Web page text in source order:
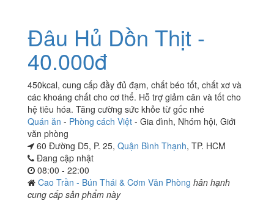
Đâu Hủ Dồn Thịt -
40.000đ
450kcal, cung cấp đầy đủ đạm, chất béo tốt, chất xơ và
các khoáng chất cho cơ thể. Hỗ trợ giảm cân và tốt cho
hệ tiêu hóa. Tăng cường sức khỏe từ gốc nhé
Quán ăn - Phòng cách Việt - Gia đình, Nhóm hội, Giới
văn phòng
60 Đường D5, P. 25, Quận Bình Thạnh, TP. HCM
Đang cập nhật
08:00 - 22:00
Cao Trần - Bún Thái & Cơm Văn Phòng hân hạnh
cung cấp sản phẩm này